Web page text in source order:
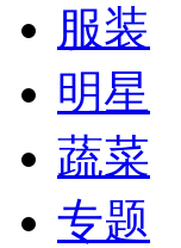
服装
明星
蔬菜
专题